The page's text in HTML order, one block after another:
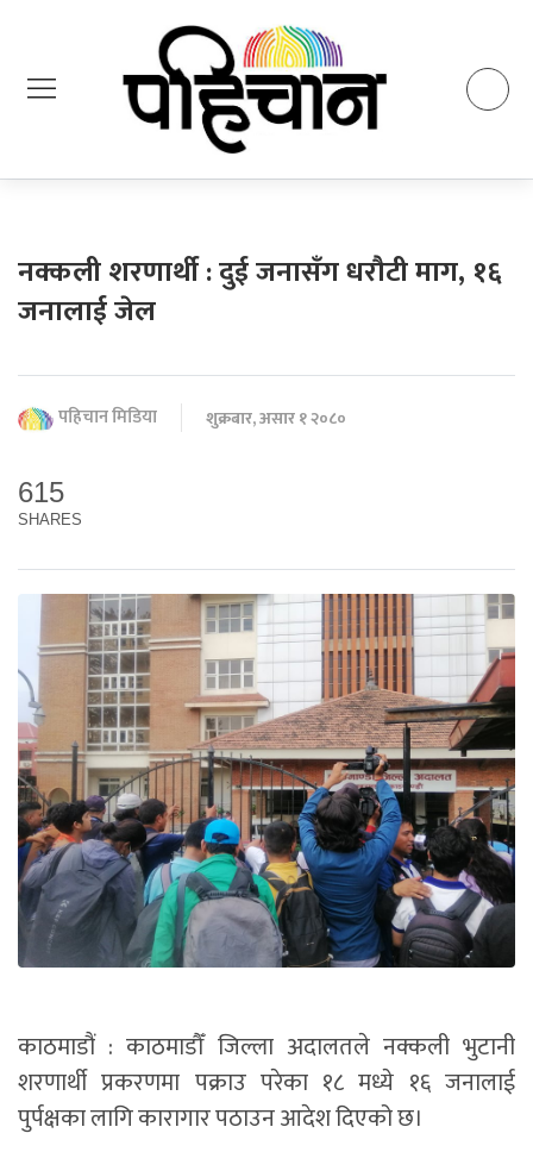
नक्कली शरणार्थी : दुई जनासँग धरौटी माग, १६
जनालाई जेल
पहिचान मिडिया शुक्रबार, असार १ २०८०
615
SHARES
काठमाडौं : काठमाडौँ जिल्ला अदालतले नक्कली भुटानी
शरणार्थी प्रकरणमा पक्राउ परेका १८ मध्ये १६ जनालाई
पुर्पक्षका लागि कारागार पठाउन आदेश दिएको छ।